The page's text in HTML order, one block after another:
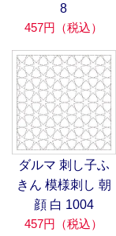
8
457円（税込）
ダルマ 刺し子ふ
きん 模様刺し 朝
顔 白 1004
457円（税込）